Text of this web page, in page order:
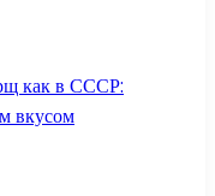
как в СССР:
вкусом